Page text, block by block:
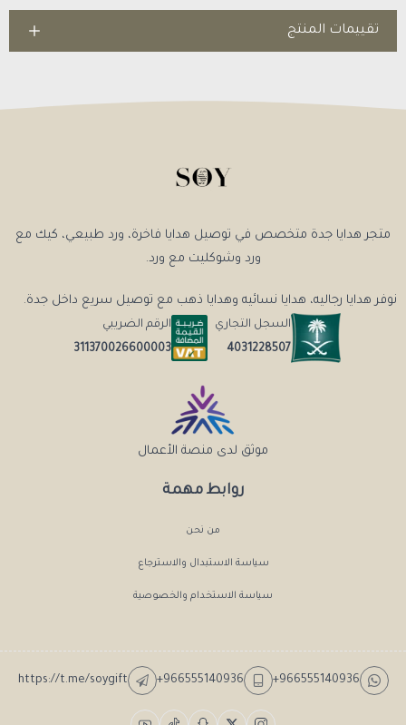
تقييمات المنتج
روابط مهمة
من نحن
سياسة الاستبدال والاسترجاع
سياسة الاستخدام والخصوصية
متجر هدايا جدة متخصص في توصيل هدايا فاخرة، ورد طبيعي، كيك مع
ورد وشوكليت مع ورد.
نوفر هدايا رجاليه، هدايا نسائيه وهدايا ذهب مع توصيل سريع داخل جدة.
السجل التجاري
4031228507
الرقم الضريبي
311370026600003
موثق لدى منصة الأعمال
+966555140936
+966555140936
https://t.me/soygift